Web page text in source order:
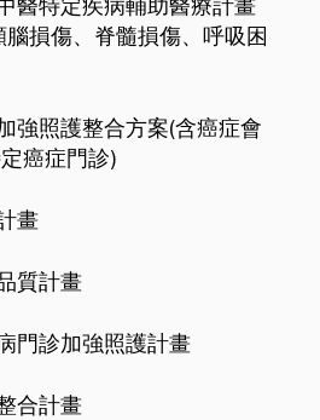
損傷、脊髓損傷、呼吸困
強照護整合方案(含癌症會
癌症門診)
畫
質計畫
門診加強照護計畫
合計畫